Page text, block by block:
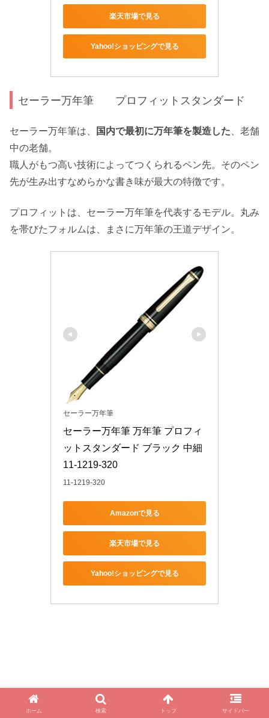
楽天市場で見る
Yahoo!ショッピングで見る
セーラー万年筆 プロフィットスタンダード
セーラー万年筆は、 国内で最初に万年筆を製造した 、老舗
中の老舗。
職人がもつ高い技術によってつくられるペン先。そのペン
先が生み出すなめらかな書き味が最大の特徴です。
プロフィットは、セーラー万年筆を代表するモデル。丸み
を帯びたフォルムは、まさに万年筆の王道デザイン。
セーラー万年筆
セーラー万年筆 万年筆 プロフィ
ットスタンダード ブラック 中細
11-1219-320
11-1219-320
Amazonで見る
楽天市場で見る
Yahoo!ショッピングで見る
ホーム 検索 トップ サイドバー